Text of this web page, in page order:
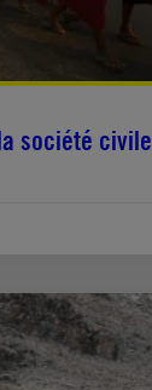
société civile